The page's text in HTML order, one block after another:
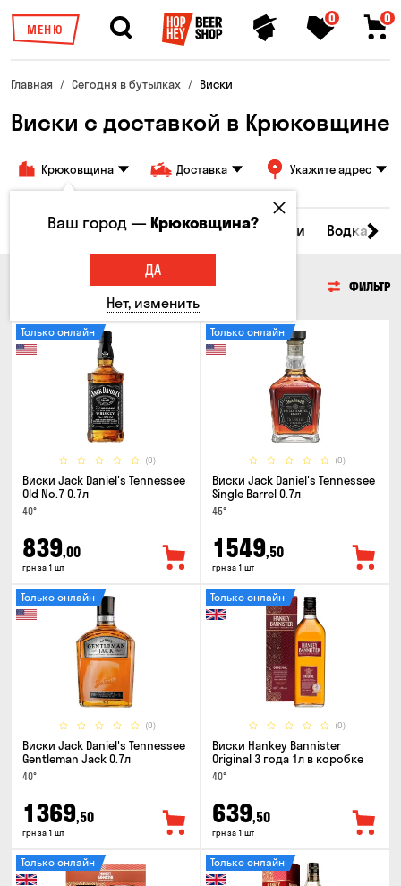
МЕНЮ
0 0
Главная Сегодня в бутылках Виски
Виски с доставкой в Крюковщине
Крюковщина Доставка Укажите адрес
Сидр Вино Виски Коктейли Водка
ФИЛЬТР
(0)
Только онлайн
Виски Jack Daniel's Tennessee
Old No.7 0.7л
40°
839,00
грн за 1 шт
(0)
Только онлайн
Виски Jack Daniel's Tennessee
Single Barrel 0.7л
45°
1549,50
грн за 1 шт
(0)
Только онлайн
Виски Jack Daniel's Tennessee
Gentleman Jack 0.7л
40°
1369,50
грн за 1 шт
(0)
Только онлайн
Виски Hankey Bannister
Original 3 года 1л в коробке
40°
639,50
грн за 1 шт
Только онлайн Только онлайн
Ваш город —Крюковщина?
ДА
Нет, изменить